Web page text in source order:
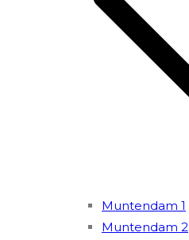
Muntendam 1
Muntendam 2